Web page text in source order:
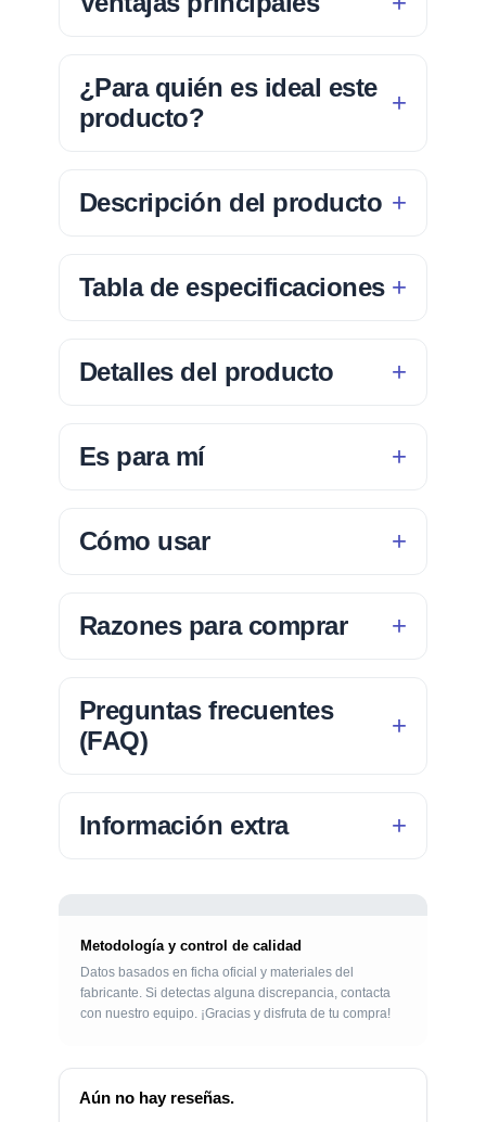
¿Para quién es ideal este
producto?
Descripción del producto
Tabla de especificaciones
Detalles del producto
Es para mí
Cómo usar
Razones para comprar
Preguntas frecuentes
(FAQ)
Información extra
Metodología y control de calidad
Datos basados en ficha oficial y materiales del
fabricante. Si detectas alguna discrepancia, contacta
con nuestro equipo. ¡Gracias y disfruta de tu compra!
Aún no hay reseñas.